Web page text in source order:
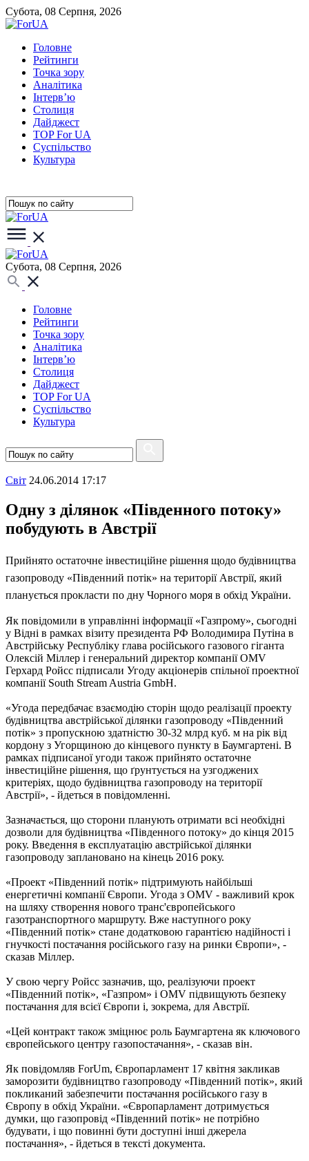
Субота, 08 Серпня, 2026
Головне
Рейтинги
Точка зору
Аналітика
Інтерв’ю
Столиця
Дайджест
TOP For UA
Суспiльство
Культура
Субота, 08 Серпня, 2026
Головне
Рейтинги
Точка зору
Аналітика
Інтерв’ю
Столиця
Дайджест
TOP For UA
Суспiльство
Культура
Свiт 24.06.2014 17:17
Одну з ділянок «Південного потоку»
побудують в Австрії
Прийнято остаточне інвестиційне рішення щодо будівництва
газопроводу «Південний потік» на території Австрії, який
планується прокласти по дну Чорного моря в обхід України.
Як повідомили в управлінні інформації «Газпрому», сьогодні
у Відні в рамках візиту президента РФ Володимира Путіна в
Австрійську Республіку глава російського газового гіганта
Олексій Міллер і генеральний директор компанії OMV
Герхард Ройсс підписали Угоду акціонерів спільної проектної
компанії South Stream Austria GmbH.
«Угода передбачає взаємодію сторін щодо реалізації проекту
будівництва австрійської ділянки газопроводу «Південний
потік» з пропускною здатністю 30-32 млрд куб. м на рік від
кордону з Угорщиною до кінцевого пункту в Баумгартені. В
рамках підписаної угоди також прийнято остаточне
інвестиційне рішення, що ґрунтується на узгоджених
критеріях, щодо будівництва газопроводу на території
Австрії», - йдеться в повідомленні.
Зазначається, що сторони планують отримати всі необхідні
дозволи для будівництва «Південного потоку» до кінця 2015
року. Введення в експлуатацію австрійської ділянки
газопроводу заплановано на кінець 2016 року.
«Проект «Південний потік» підтримують найбільші
енергетичні компанії Європи. Угода з OMV - важливий крок
на шляху створення нового транс'європейського
газотранспортного маршруту. Вже наступного року
«Південний потік» стане додатковою гарантією надійності і
гнучкості постачання російського газу на ринки Європи», -
сказав Міллер.
У свою чергу Ройсс зазначив, що, реалізуючи проект
«Південний потік», «Газпром» і OMV підвищують безпеку
постачання для всієї Європи і, зокрема, для Австрії.
«Цей контракт також зміцнює роль Баумгартена як ключового
європейського центру газопостачання», - сказав він.
Як повідомляв ForUm, Європарламент 17 квітня закликав
заморозити будівництво газопроводу «Південний потік», який
покликаний забезпечити постачання російського газу в
Європу в обхід України. «Європарламент дотримується
думки, що газопровід «Південний потік» не потрібно
будувати, і що повинні бути доступні інші джерела
постачання», - йдеться в тексті документа.